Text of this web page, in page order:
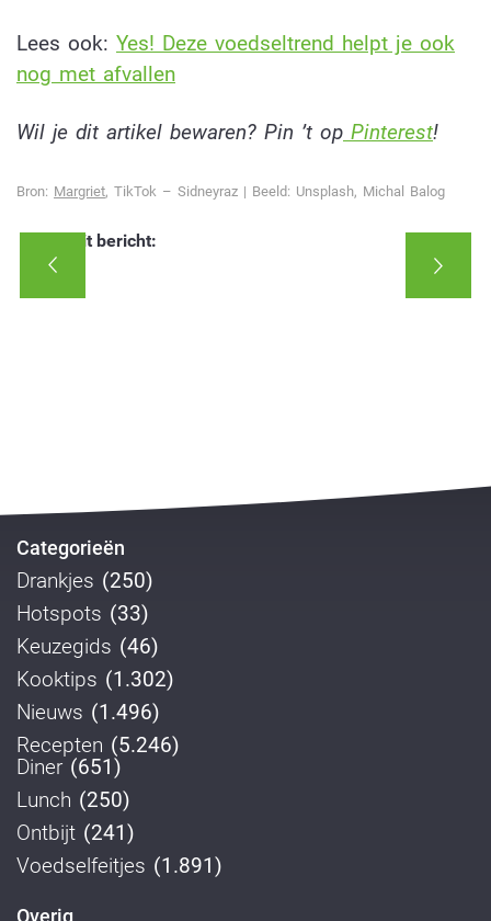
Lees ook: Yes! Deze voedseltrend helpt je ook
nog met afvallen
Wil je dit artikel bewaren? Pin ’t op Pinterest!
Bron: Margriet, TikTok – Sidneyraz | Beeld: Unsplash, Michal Balog
Deel dit bericht:
Categorieën
Drankjes (250)
Hotspots (33)
Keuzegids (46)
Kooktips (1.302)
Nieuws (1.496)
Recepten (5.246)
Diner (651)
Lunch (250)
Ontbijt (241)
Voedselfeitjes (1.891)
Overig